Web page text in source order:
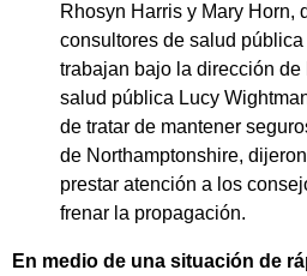
Rhosyn Harris y Mary Horn,
consultores de salud
trabajan bajo la dirección de
salud pública Lucy
de tratar de mantener
de Northamptonshire,
prestar atención a los
frenar la propagación.
En medio de una situación de